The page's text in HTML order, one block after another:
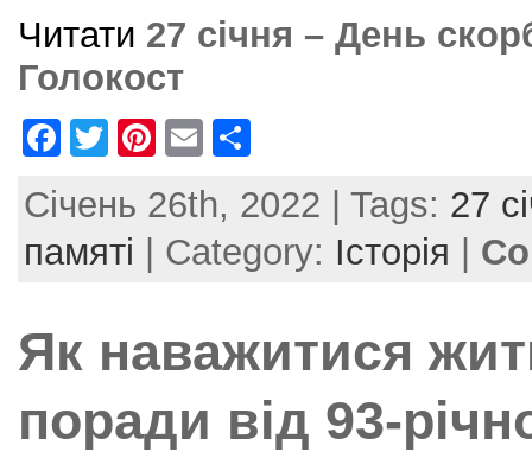
Читати 27 січня – День
Голокост
F
c
e
o
k
T
itt
er
Pi
er
e
E
ai
l
ar
e
Січень 26th, 2022 | Tags: 27
памяті | Category: Історія
Як наважитися
поради від 93-